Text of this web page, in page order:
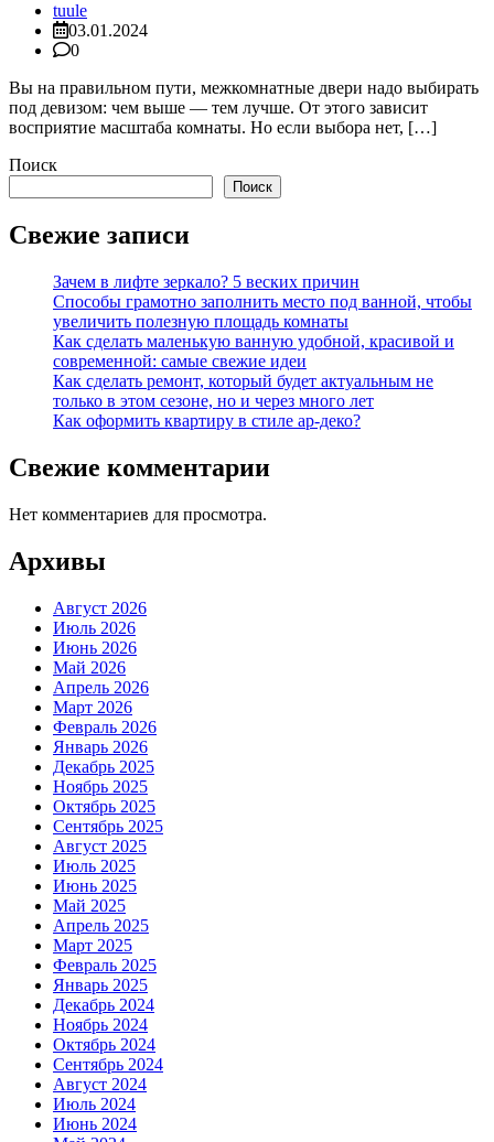
tuule
03.01.2024
0
Вы на правильном пути, межкомнатные двери надо выбирать
под девизом: чем выше — тем лучше. От этого зависит
восприятие масштаба комнаты. Но если выбора нет, […]
Поиск
Поиск
Свежие записи
Зачем в лифте зеркало? 5 веских причин
Способы грамотно заполнить место под ванной, чтобы
увеличить полезную площадь комнаты
Как сделать маленькую ванную удобной, красивой и
современной: самые свежие идеи
Как сделать ремонт, который будет актуальным не
только в этом сезоне, но и через много лет
Как оформить квартиру в стиле ар-деко?
Свежие комментарии
Нет комментариев для просмотра.
Архивы
Август 2026
Июль 2026
Июнь 2026
Май 2026
Апрель 2026
Март 2026
Февраль 2026
Январь 2026
Декабрь 2025
Ноябрь 2025
Октябрь 2025
Сентябрь 2025
Август 2025
Июль 2025
Июнь 2025
Май 2025
Апрель 2025
Март 2025
Февраль 2025
Январь 2025
Декабрь 2024
Ноябрь 2024
Октябрь 2024
Сентябрь 2024
Август 2024
Июль 2024
Июнь 2024